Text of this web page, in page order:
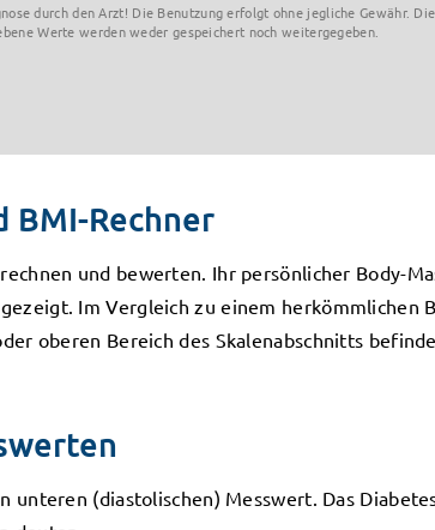
durch den Arzt! Die Benutzung erfolgt ohne jegliche Gewähr.
Werte werden weder gespeichert noch weitergegeben.
BMI-Rechner
und bewerten. Ihr persönlicher Body-
Im Vergleich zu einem herkömmlichen
oberen Bereich des Skalenabschnitts
(diastolischen) Messwert. Das